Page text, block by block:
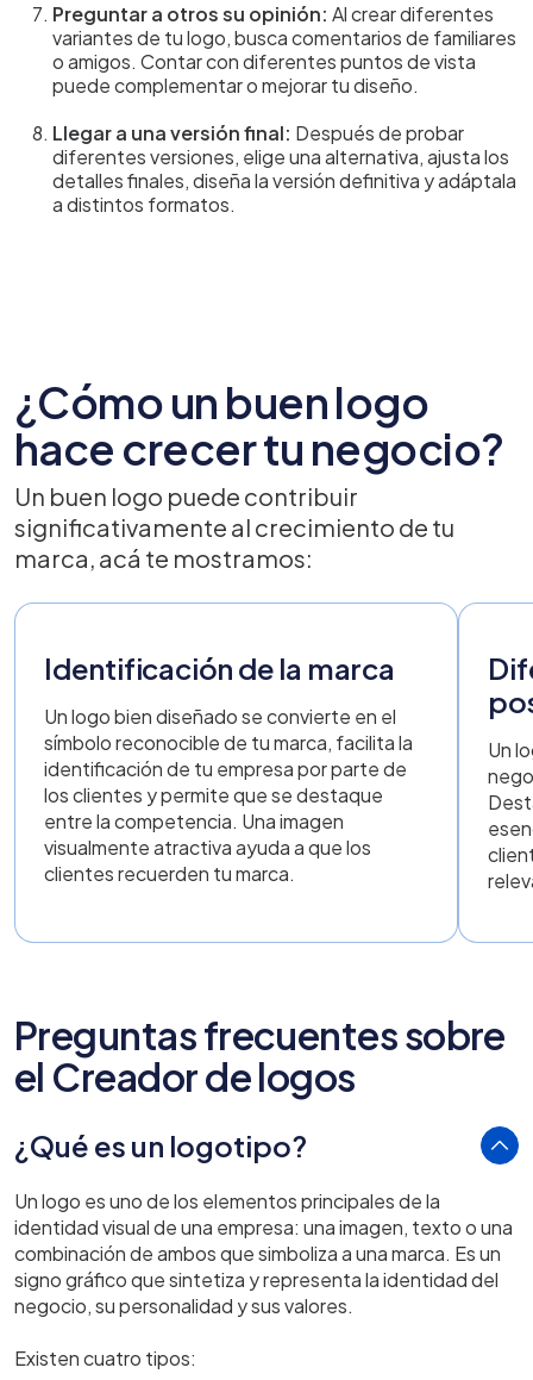
Preguntar a otros su opinión: Al crear diferentes
variantes de tu logo, busca comentarios de familiares
o amigos. Contar con diferentes puntos de vista
puede complementar o mejorar tu diseño.
Llegar a una versión final: Después de probar
diferentes versiones, elige una alternativa, ajusta los
detalles finales, diseña la versión definitiva y adáptala
a distintos formatos.
¿Cómo un buen logo
hace crecer tu negocio?
Un buen logo puede contribuir
significativamente al crecimiento de tu
marca, acá te mostramos:
Identificación de la marca
Un logo bien diseñado se convierte en el
símbolo reconocible de tu marca, facilita la
identificación de tu empresa por parte de
los clientes y permite que se destaque
entre la competencia. Una imagen
visualmente atractiva ayuda a que los
clientes recuerden tu marca.
Un
Preguntas frecuentes sobre
el Creador de logos
¿Qué es un logotipo?
Un logo es uno de los elementos principales de la
identidad visual de una empresa: una imagen, texto o una
combinación de ambos que simboliza a una marca. Es un
signo gráfico que sintetiza y representa la identidad del
negocio, su personalidad y sus valores.
Existen cuatro tipos: